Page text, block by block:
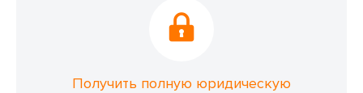
Получить полную юридическую